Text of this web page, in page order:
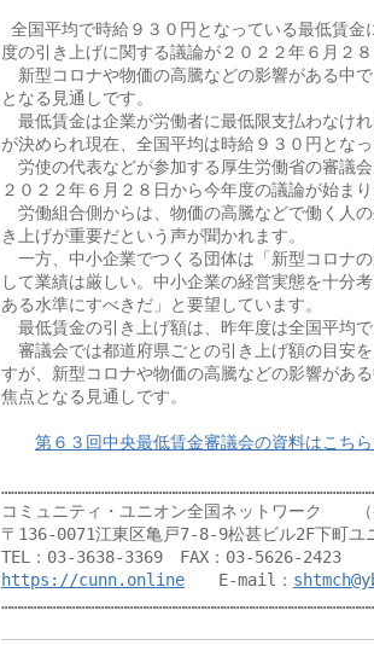
全国平均で時給９３０円となっている最低賃
度の引き上げに関する議論が２０２２年６月２８
新型コロナや物価の高騰などの影響がある中
となる見通しです。
最低賃金は企業が労働者に最低限支払わなけ
が決められ現在、全国平均は時給９３０円となっ
労使の代表などが参加する厚生労働省の審議
２０２２年６月２８日から今年度の議論が始まり
労働組合側からは、物価の高騰などで働く人
き上げが重要だという声が聞かれます。
一方、中小企業でつくる団体は「新型コロナ
して業績は厳しい。中小企業の経営実態を十分
ある水準にすべきだ」と要望しています。
最低賃金の引き上げ額は、昨年度は全国平均で
審議会では都道府県ごとの引き上げ額の目安
すが、新型コロナや物価の高騰などの影響があ
焦点となる見通しです。
第６３回中央最低賃金審議会の資料はこちら
コミュニティ・ユニオン全国ネットワーク　　（
〒136-0071江東区亀戸7-8-9松甚ビル2F下町ユ
https://cunn.online E-mail：